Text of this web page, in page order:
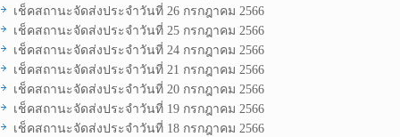
เช็คสถานะจัดส่งประจำวันที่ 26 กรกฎาคม 2566
เช็คสถานะจัดส่งประจำวันที่ 25 กรกฎาคม 2566
เช็คสถานะจัดส่งประจำวันที่ 24 กรกฎาคม 2566
เช็คสถานะจัดส่งประจำวันที่ 21 กรกฎาคม 2566
เช็คสถานะจัดส่งประจำวันที่ 20 กรกฎาคม 2566
เช็คสถานะจัดส่งประจำวันที่ 19 กรกฎาคม 2566
เช็คสถานะจัดส่งประจำวันที่ 18 กรกฎาคม 2566